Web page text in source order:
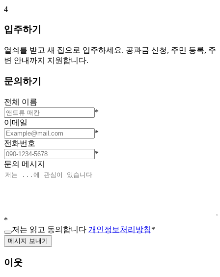
4
입주하기
열쇠를 받고 새 집으로 입주하세요. 공과금 신청, 주민 등록, 주
변 안내까지 지원합니다.
문의하기
전체 이름
*
이메일
*
전화번호
*
문의 메시지
*
저는 읽고 동의합니다 개인정보처리방침*
메시지 보내기
이웃